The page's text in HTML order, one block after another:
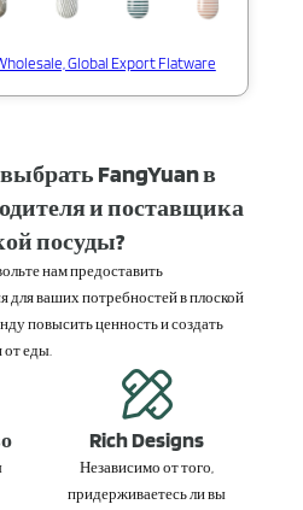
Global Export Flatware
FangYuan в
и поставщика
посуды?
нам предоставить
ваших потребностей в плоской
повысить ценность и создать
от еды.
Rich Designs
Независимо от того,
придерживаетесь ли вы